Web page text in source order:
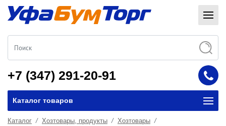
+7 (347) 291-20-91
Каталог товаров
Каталог Хозтовары, продукты
Хозтовары